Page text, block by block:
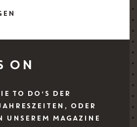
ON
TO DO‘S DER
ODER
UNSEREM MAGAZINE